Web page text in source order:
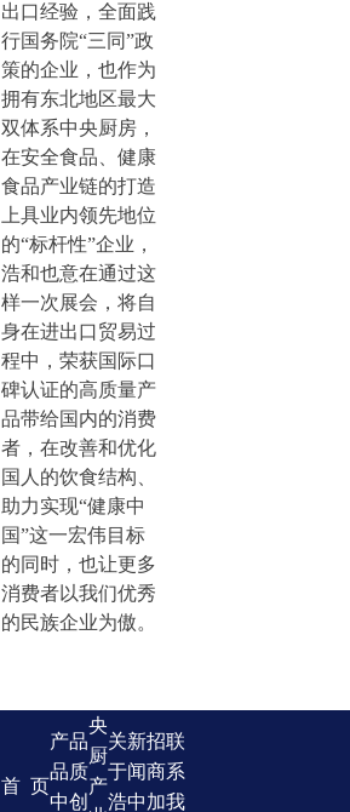
出口经验，全面践
行国务院“三同”政
策的企业，也作为
拥有东北地区最大
双体系中央厨房，
在安全食品、健康
食品产业链的打造
上具业内领先地位
的“标杆性”企业，
浩和也意在通过这
样一次展会，将自
身在进出口贸易过
程中，荣获国际口
碑认证的高质量产
品带给国内的消费
者，在改善和优化
国人的饮食结构、
助力实现“健康中
国”这一宏伟目标
的同时，也让更多
消费者以我们优秀
的民族企业为傲。
首 页
产
品
中
品
质
创
央
厨
产
关
于
浩
新
闻
中
招
商
加
联
系
我